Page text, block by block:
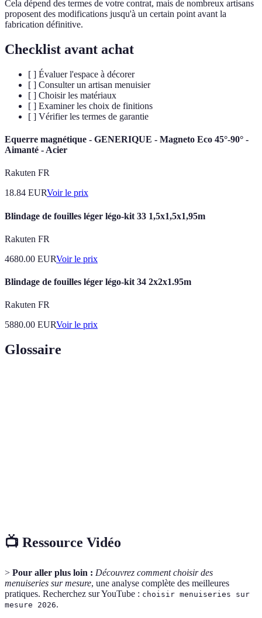
Cela dépend des termes de votre contrat, mais de nombreux artisans
proposent des modifications jusqu'à un certain point avant la
fabrication définitive.
Checklist avant achat
[ ] Évaluer l'espace à décorer
[ ] Consulter un artisan menuisier
[ ] Choisir les matériaux
[ ] Examiner les choix de finitions
[ ] Vérifier les termes de garantie
Equerre magnétique - GENERIQUE - Magneto Eco 45°-90° -
Aimanté - Acier
Rakuten FR
18.84 EURVoir le prix
Blindage de fouilles léger légo-kit 33 1,5x1,5x1,95m
Rakuten FR
4680.00 EURVoir le prix
Blindage de fouilles léger légo-kit 34 2x2x1.95m
Rakuten FR
5880.00 EURVoir le prix
Glossaire
📺 Ressource Vidéo
> Pour aller plus loin : Découvrez comment choisir des
menuiseries sur mesure, une analyse complète des meilleures
pratiques. Recherchez sur YouTube : choisir menuiseries sur
mesure 2026.